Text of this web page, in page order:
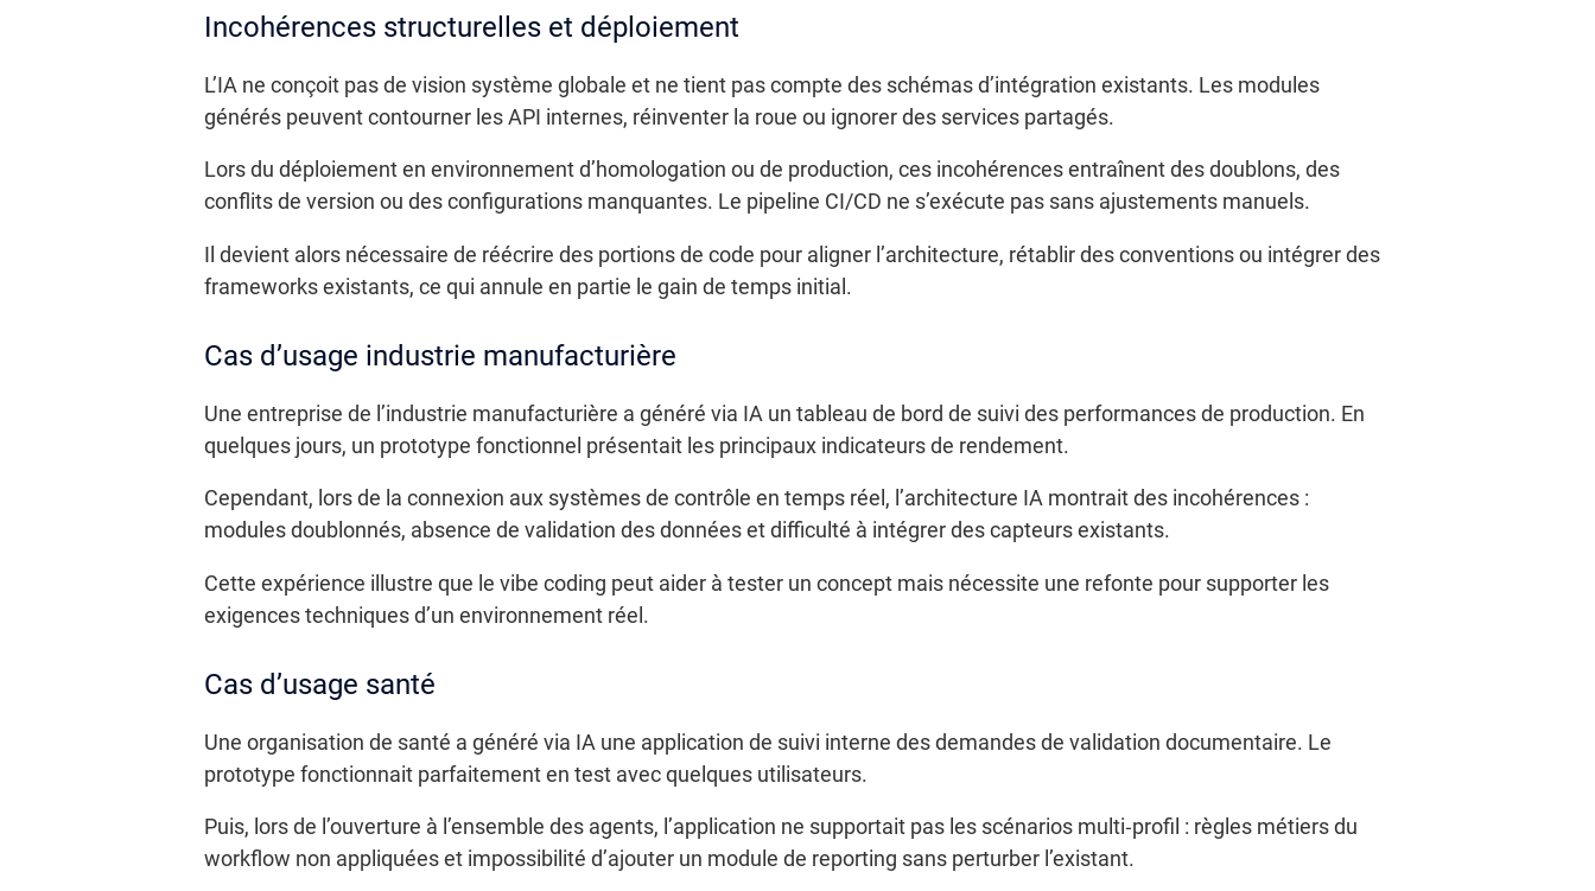
Incohérences structurelles et déploiement
L’IA ne conçoit pas de vision système globale et ne tient pas compte des schémas d’intégration existants. Les modules
générés peuvent contourner les API internes, réinventer la roue ou ignorer des services partagés.
Lors du déploiement en environnement d’homologation ou de production, ces incohérences entraînent des doublons, des
conflits de version ou des configurations manquantes. Le pipeline CI/CD ne s’exécute pas sans ajustements manuels.
Il devient alors nécessaire de réécrire des portions de code pour aligner l’architecture, rétablir des conventions ou intégrer des
frameworks existants, ce qui annule en partie le gain de temps initial.
Cas d’usage industrie manufacturière
Une entreprise de l’industrie manufacturière a généré via IA un tableau de bord de suivi des performances de production. En
quelques jours, un prototype fonctionnel présentait les principaux indicateurs de rendement.
Cependant, lors de la connexion aux systèmes de contrôle en temps réel, l’architecture IA montrait des incohérences :
modules doublonnés, absence de validation des données et difficulté à intégrer des capteurs existants.
Cette expérience illustre que le vibe coding peut aider à tester un concept mais nécessite une refonte pour supporter les
exigences techniques d’un environnement réel.
Cas d’usage santé
Une organisation de santé a généré via IA une application de suivi interne des demandes de validation documentaire. Le
prototype fonctionnait parfaitement en test avec quelques utilisateurs.
Puis, lors de l’ouverture à l’ensemble des agents, l’application ne supportait pas les scénarios multi‐profil : règles métiers du
workflow non appliquées et impossibilité d’ajouter un module de reporting sans perturber l’existant.